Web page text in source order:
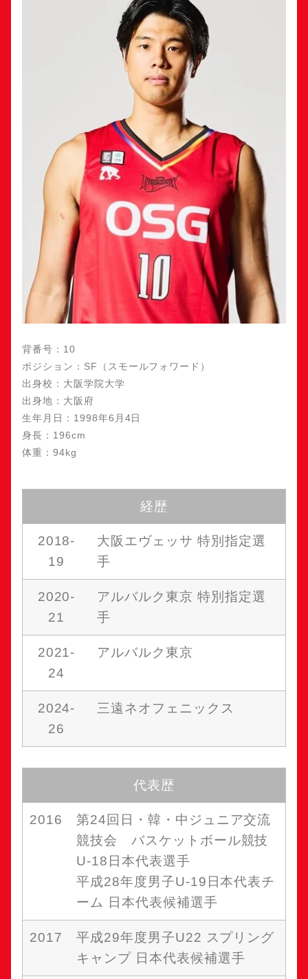
背番号：10
ポジション：SF（スモールフォワード）
出身校：大阪学院大学
出身地：大阪府
生年月日：1998年6月4日
身長：196cm
体重：94kg
経歴
2018-
19
大阪エヴェッサ 特別指定選
手
2020-
21
アルバルク東京 特別指定選
手
2021-
24
アルバルク東京
2024-
26
三遠ネオフェニックス
代表歴
2016
第24回日・韓・中ジュニア交流
競技会 バスケットボール競技
U-18日本代表選手
平成28年度男子U-19日本代表チ
ーム 日本代表候補選手
2017
平成29年度男子U22 スプリング
キャンプ 日本代表候補選手